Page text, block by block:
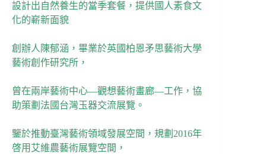
設計出自然養生的當季套餐，提供國人素食文
化的嶄新面貌
創辦人陳郁涵，畢業於英國柏恩矛思藝術大學
藝術創作研究所，
曾在兩岸藝術中心—觀想藝術畫廊—工作，協
助策劃法國台灣玉器交流展覽。
鑒於推動臺灣藝術領域發展空間，規劃2016年
啓用艾維農藝術展覽空間，